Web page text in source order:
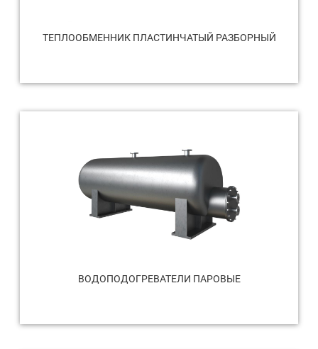
ТЕПЛООБМЕННИК ПЛАСТИНЧАТЫЙ РАЗБОРНЫЙ
ВОДОПОДОГРЕВАТЕЛИ ПАРОВЫЕ